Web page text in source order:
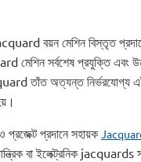
বয়ন মেশিন বিস্তৃত
মেশিন সর্বশেষ প্রযুক্তি এবং
তাঁত অত্যন্ত নির্ভরযোগ্য
প্রজেক্ট প্রদানে সহায়ক
বা ইলেক্ট্রনিক